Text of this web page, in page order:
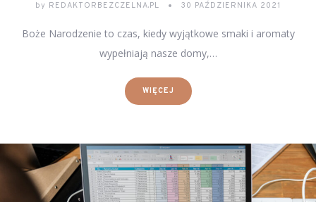
by REDAKTORBEZCZELNA.PL 30 PAŹDZIERNIKA 2021
Boże Narodzenie to czas, kiedy wyjątkowe smaki i aromaty
wypełniają nasze domy,…
WIĘCEJ